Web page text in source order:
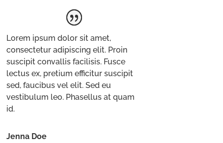
Lorem ipsum dolor sit amet,
consectetur adipiscing elit. Proin
suscipit convallis facilisis. Fusce
lectus ex, pretium efficitur suscipit
sed, faucibus vel elit. Sed eu
vestibulum leo. Phasellus at quam
id.
Jenna Doe